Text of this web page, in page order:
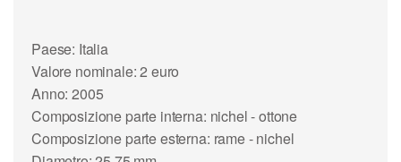
Paese: Italia
Valore nominale: 2 euro
Anno: 2005
Composizione parte interna: nichel - ottone
Composizione parte esterna: rame - nichel